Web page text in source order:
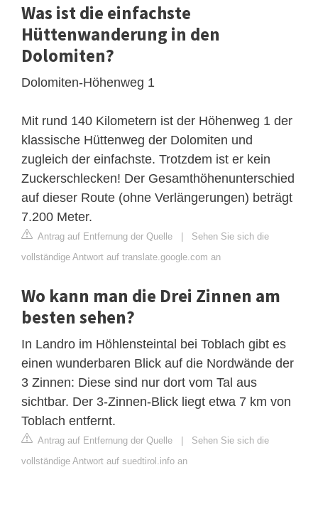
Was ist die einfachste
Hüttenwanderung in den
Dolomiten?
Dolomiten-Höhenweg 1
Mit rund 140 Kilometern ist der Höhenweg 1 der
klassische Hüttenweg der Dolomiten und
zugleich der einfachste. Trotzdem ist er kein
Zuckerschlecken! Der Gesamthöhenunterschied
auf dieser Route (ohne Verlängerungen) beträgt
7.200 Meter.
Antrag auf Entfernung der Quelle | Sehen Sie sich die
vollständige Antwort auf translate.google.com an
Wo kann man die Drei Zinnen am
besten sehen?
In Landro im Höhlensteintal bei Toblach gibt es
einen wunderbaren Blick auf die Nordwände der
3 Zinnen: Diese sind nur dort vom Tal aus
sichtbar. Der 3-Zinnen-Blick liegt etwa 7 km von
Toblach entfernt.
Antrag auf Entfernung der Quelle | Sehen Sie sich die
vollständige Antwort auf suedtirol.info an